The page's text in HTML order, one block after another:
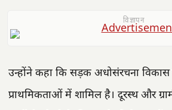
विज्ञापन
उन्होंने कहा कि सड़क अधोसंरचना विकास
प्राथमिकताओं में शामिल है। दूरस्थ और